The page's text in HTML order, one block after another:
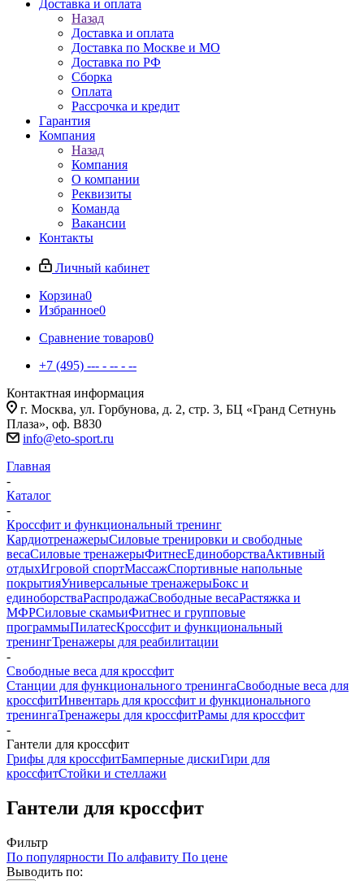
Доставка и оплата
Назад
Доставка и оплата
Доставка по Москве и МО
Доставка по РФ
Сборка
Оплата
Рассрочка и кредит
Гарантия
Компания
Назад
Компания
О компании
Реквизиты
Команда
Вакансии
Контакты
Личный кабинет
Корзина0
Избранное0
Сравнение товаров0
+7 (495) --- - -- - --
Контактная информация
г. Москва, ул. Горбунова, д. 2, стр. 3, БЦ «Гранд Сетнунь
Плаза», оф. В830
info@eto-sport.ru
Главная
-
Каталог
-
Кроссфит и функциональный тренинг
КардиотренажерыСиловые тренировки и свободные
весаСиловые тренажерыФитнесЕдиноборстваАктивный
отдыхИгровой спортМассажСпортивные напольные
покрытияУниверсальные тренажерыБокс и
единоборстваРаспродажаСвободные весаРастяжка и
МФРСиловые скамьиФитнес и групповые
программыПилатесКроссфит и функциональный
тренингТренажеры для реабилитации
-
Свободные веса для кроссфит
Станции для функционального тренингаСвободные веса для
кроссфитИнвентарь для кроссфит и функционального
тренингаТренажеры для кроссфитРамы для кроссфит
-
Гантели для кроссфит
Грифы для кроссфитБамперные дискиГири для
кроссфитСтойки и стеллажи
Гантели для кроссфит
Фильтр
По популярности По алфавиту По цене
Выводить по: